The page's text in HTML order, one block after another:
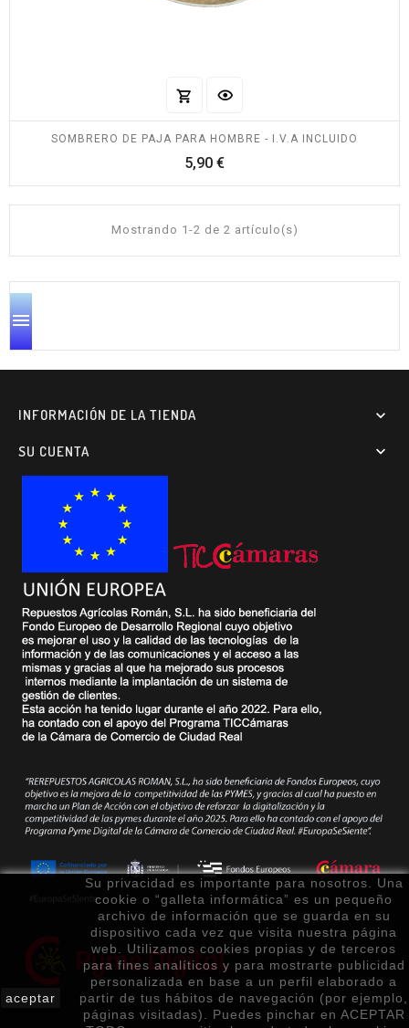
SOMBRERO DE PAJA PARA HOMBRE - I.V.A INCLUIDO
5,90 €Precio
Mostrando 1-2 de 2 artículo(s)

INFORMACIÓN DE LA TIENDA 
SU CUENTA 
aceptar
Su privacidad es importante para nosotros. Una
cookie o “galleta informática” es un pequeño
archivo de información que se guarda en su
dispositivo cada vez que visita nuestra página
web. Utilizamos cookies propias y de terceros
para fines analíticos y para mostrarte publicidad
personalizada en base a un perfil elaborado a
partir de tus hábitos de navegación (por ejemplo,
páginas visitadas). Puedes pinchar en ACEPTAR